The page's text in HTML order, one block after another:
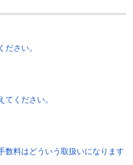
さい。
ください。
数料はどういう取扱いになります